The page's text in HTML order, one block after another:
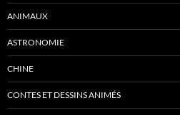
ANIMAUX
ASTRONOMIE
CHINE
CONTES ET DESSINS ANIMÉS